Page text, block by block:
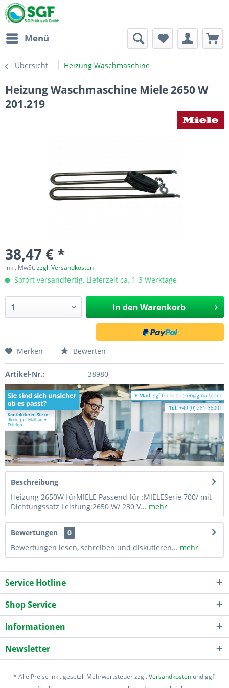
Menü
Übersicht Heizung Waschmaschine
Heizung Waschmaschine Miele 2650 W
201.219
38,47 € *
inkl. MwSt.zzgl. Versandkosten
Sofort versandfertig, Lieferzeit ca. 1-3 Werktage
In den Warenkorb
Merken Bewerten
Artikel-Nr.: 38980
Beschreibung
Heizung 2650W fürMIELE Passend für :MIELESerie 700/ mit
Dichtungssatz Leistung:2650 W/ 230 V... mehr
Bewertungen
0
Bewertungen lesen, schreiben und diskutieren... mehr
Service Hotline
Shop Service
Informationen
Newsletter
* Alle Preise inkl. gesetzl. Mehrwertsteuer zzgl.Versandkosten und ggf.